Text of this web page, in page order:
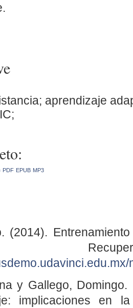
aprendizaje
PDF EPUB MP3
(2014).
y Gallego,
implicaciones en